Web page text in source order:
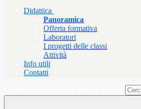
Didattica
Panoramica
Offerta formativa
Laboratori
I progetti delle classi
Attività
Info utili
Contatti